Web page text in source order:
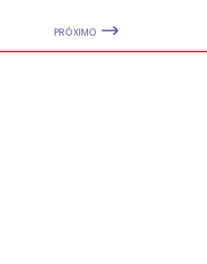
PRÓXIMO